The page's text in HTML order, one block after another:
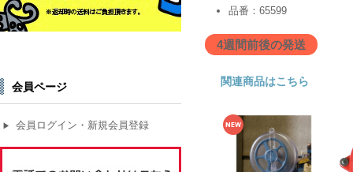
品番：65599
4週間前後の発送
関連商品はこちら
会員ページ
▶ 会員ログイン・新規会員登録